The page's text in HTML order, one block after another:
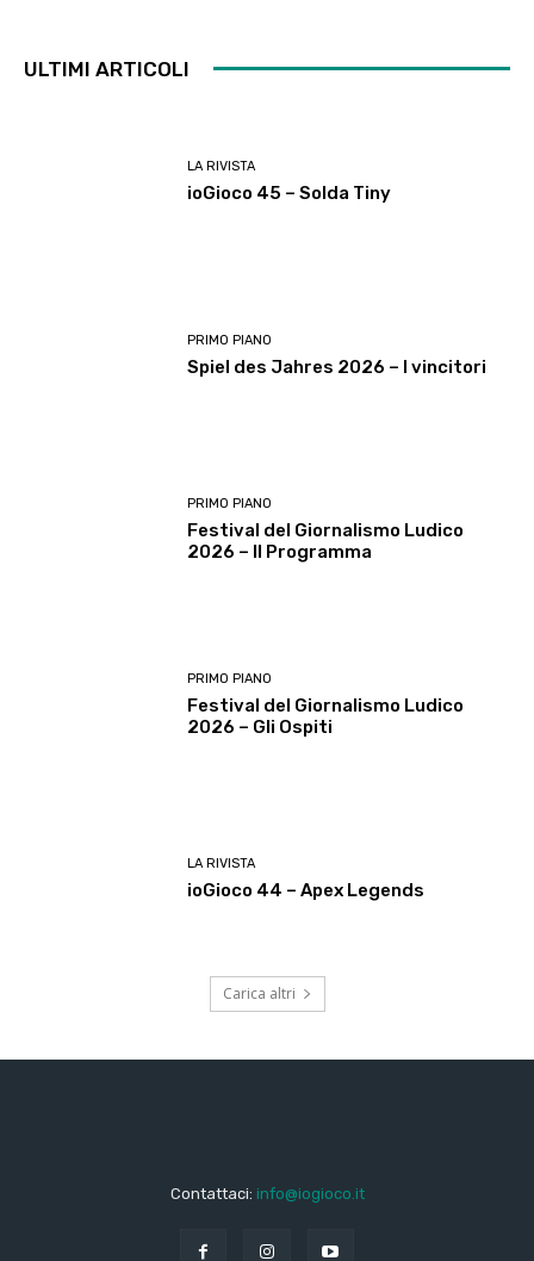
ULTIMI ARTICOLI
LA RIVISTA
ioGioco 45 – Solda Tiny
PRIMO PIANO
Spiel des Jahres 2026 – I vincitori
PRIMO PIANO
Festival del Giornalismo Ludico
2026 – Il Programma
PRIMO PIANO
Festival del Giornalismo Ludico
2026 – Gli Ospiti
LA RIVISTA
ioGioco 44 – Apex Legends
Carica altri
Contattaci: info@iogioco.it